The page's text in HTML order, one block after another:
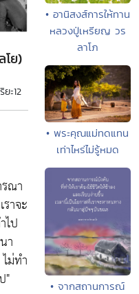
โย)
ยะ12
ณา
าจะ
ไป
า
ม่ทำ
"
• อานิสงส์การให้ทาน
หลวงปู่เหรียญ วร
ลาโภ
• พระคุณแม่ทดแทน
เท่าไหร่ไม่รู้หมด
• จากสถานการณ์